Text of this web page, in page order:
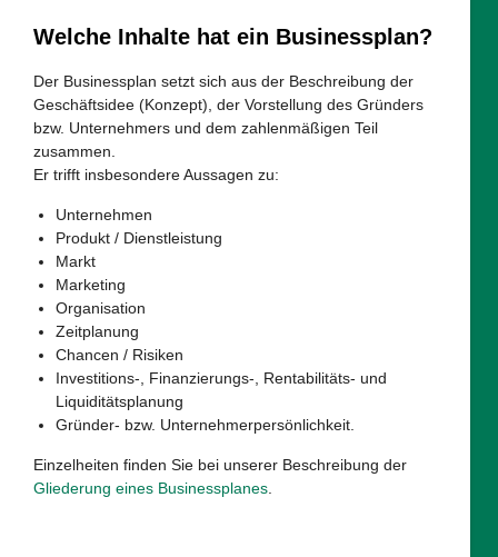
Welche Inhalte hat ein Businessplan?
Der Businessplan setzt sich aus der Beschreibung der
Geschäftsidee (Konzept), der Vorstellung des Gründers
bzw. Unternehmers und dem zahlenmäßigen Teil
zusammen.
Er trifft insbesondere Aussagen zu:
Unternehmen
Produkt / Dienstleistung
Markt
Marketing
Organisation
Zeitplanung
Chancen / Risiken
Investitions-, Finanzierungs-, Rentabilitäts- und
Liquiditätsplanung
Gründer- bzw. Unternehmerpersönlichkeit.
Einzelheiten finden Sie bei unserer Beschreibung der
Gliederung eines Businessplanes